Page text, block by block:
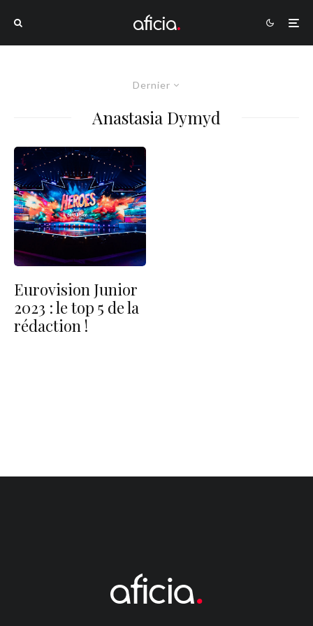
Dernier
Anastasia Dymyd
Eurovision Junior
2023 : le top 5 de la
rédaction !